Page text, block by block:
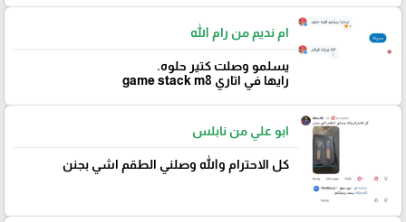
ام نديم من رام الله
يسلمو وصلت كتير حلوه.
رايها في اتاري game stack m8
ابو علي من نابلس
كل الاحترام والله وصلني الطقم اشي بجنن